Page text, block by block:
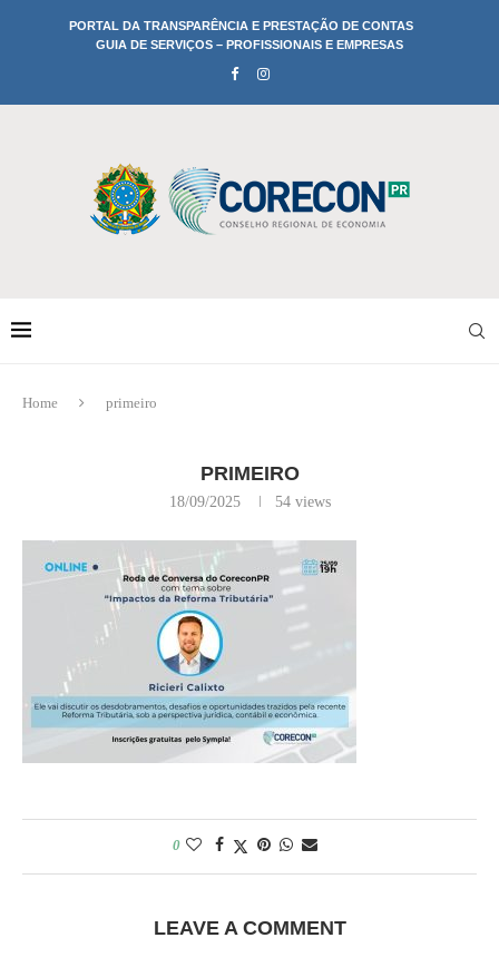
PORTAL DA TRANSPARÊNCIA E PRESTAÇÃO DE CONTAS
GUIA DE SERVIÇOS – PROFISSIONAIS E EMPRESAS
Home primeiro
PRIMEIRO
18/09/2025 54views
0
LEAVE A COMMENT